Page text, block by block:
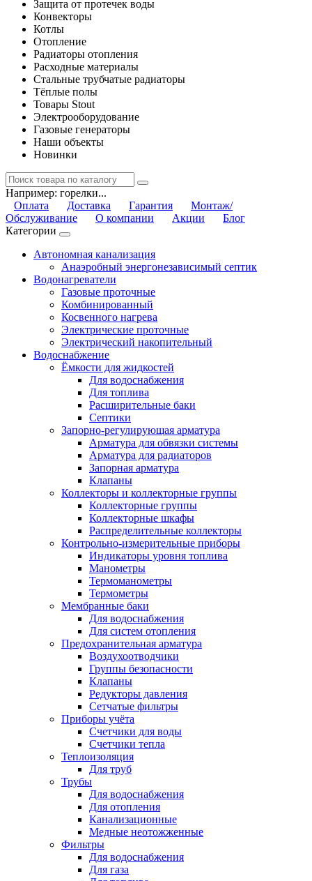
Защита от протечек воды
Конвекторы
Котлы
Отопление
Радиаторы отопления
Расходные материалы
Стальные трубчатые радиаторы
Тёплые полы
Товары Stout
Электрооборудование
Газовые генераторы
Наши объекты
Новинки
Например: горелки...
Оплата
Доставка Гарантия
Монтаж/
Обслуживание
О компании Акции
Блог
Категории
Автономная канализация
Анаэробный энергонезависимый септик
Водонагреватели
Газовые проточные
Комбинированный
Косвенного нагрева
Электрические проточные
Электрический накопительный
Водоснабжение
Ёмкости для жидкостей
Для водоснабжения
Для топлива
Расширительные баки
Септики
Запорно-регулирующая арматура
Арматура для обвязки системы
Арматура для радиаторов
Запорная арматура
Клапаны
Коллекторы и коллекторные группы
Коллекторные группы
Коллекторные шкафы
Распределительные коллекторы
Контрольно-измерительные приборы
Индикаторы уровня топлива
Манометры
Термоманометры
Термометры
Мембранные баки
Для водоснабжения
Для систем отопления
Предохранительная арматура
Воздухоотводчики
Группы безопасности
Клапаны
Редукторы давления
Сетчатые фильтры
Приборы учёта
Счетчики для воды
Счетчики тепла
Теплоизоляция
Для труб
Трубы
Для водоснабжения
Для отопления
Канализационные
Медные неотожженные
Фильтры
Для водоснабжения
Для газа